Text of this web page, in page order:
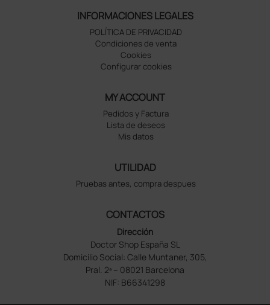
INFORMACIONES LEGALES
POLÍTICA DE PRIVACIDAD
Condiciones de venta
Cookies
Configurar cookies
MY ACCOUNT
Pedidos y Factura
Lista de deseos
Mis datos
UTILIDAD
Pruebas antes, compra despues
CONTACTOS
Dirección
Doctor Shop España SL
Domicilio Social: Calle Muntaner, 305,
Pral. 2ª – 08021 Barcelona
NIF: B66341298